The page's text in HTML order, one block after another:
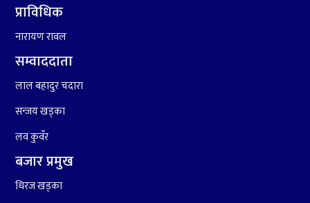
प्राविधिक
नारायण रावल
सम्वाददाता
लाल बहादुर चदारा
सन्जय खड्का
लव कुवँर
बजार प्रमुख
धिरज खड्का